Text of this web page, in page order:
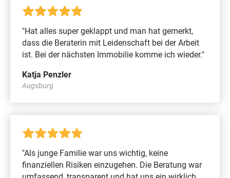
"Hat alles super geklappt und man hat gemerkt,
dass die Beraterin mit Leidenschaft bei der Arbeit
ist. Bei der nächsten Immobilie komme ich wieder."
Katja Penzler
Augsburg
"Als junge Familie war uns wichtig, keine
finanziellen Risiken einzugehen. Die Beratung war